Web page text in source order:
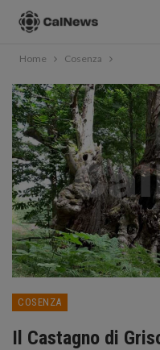
Home Cosenza
COSENZA
Il Castagno di